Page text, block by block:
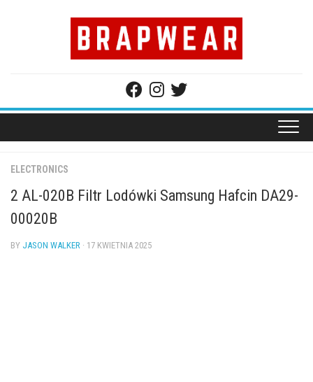
ELECTRONICS
2 AL-020B Filtr Lodówki Samsung Hafcin DA29-
00020B
BY JASON WALKER · 17 KWIETNIA 2025